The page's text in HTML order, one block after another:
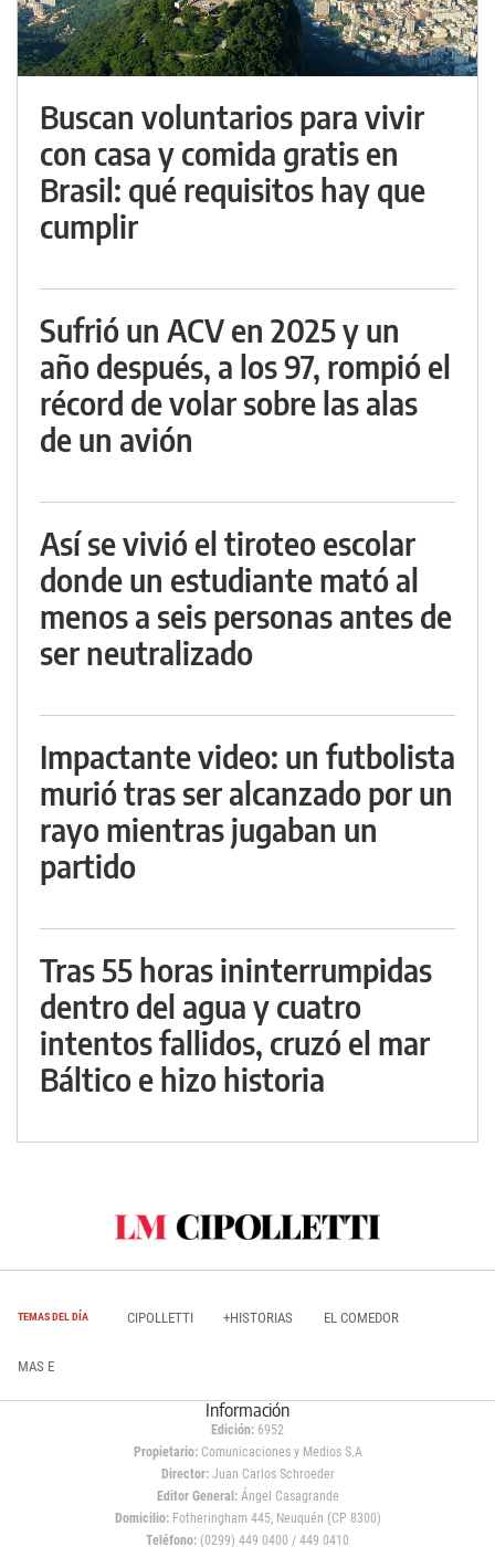
Buscan voluntarios para vivir
con casa y comida gratis en
Brasil: qué requisitos hay que
cumplir
Sufrió un ACV en 2025 y un
año después, a los 97, rompió el
récord de volar sobre las alas
de un avión
Así se vivió el tiroteo escolar
donde un estudiante mató al
menos a seis personas antes de
ser neutralizado
Impactante video: un futbolista
murió tras ser alcanzado por un
rayo mientras jugaban un
partido
Tras 55 horas ininterrumpidas
dentro del agua y cuatro
intentos fallidos, cruzó el mar
Báltico e hizo historia
TEMAS DEL DÍA CIPOLLETTI +HISTORIAS EL COMEDOR
MAS E
Información
Edición: 6952
Propietario:Comunicaciones y Medios S.A
Director: Juan Carlos Schroeder
Editor General:Ángel Casagrande
Domicilio:Fotheringham 445, Neuquén (CP 8300)
Teléfono: (0299) 449 0400 / 449 0410